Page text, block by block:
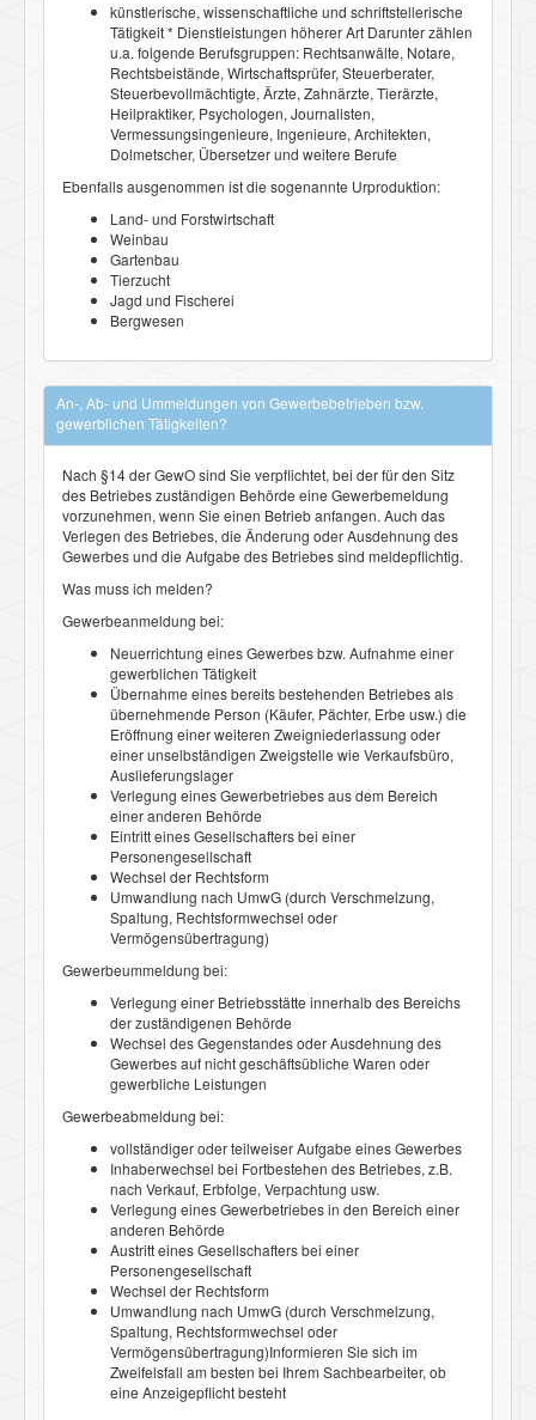
künstlerische, wissenschaftliche und schriftstellerische
Tätigkeit * Dienstleistungen höherer Art Darunter zählen
u.a. folgende Berufsgruppen: Rechtsanwälte, Notare,
Rechtsbeistände, Wirtschaftsprüfer, Steuerberater,
Steuerbevollmächtigte, Ärzte, Zahnärzte, Tierärzte,
Heilpraktiker, Psychologen, Journalisten,
Vermessungsingenieure, Ingenieure, Architekten,
Dolmetscher, Übersetzer und weitere Berufe
Ebenfalls ausgenommen ist die sogenannte Urproduktion:
Land- und Forstwirtschaft
Weinbau
Gartenbau
Tierzucht
Jagd und Fischerei
Bergwesen
An-, Ab- und Ummeldungen von Gewerbebetrieben bzw.
gewerblichen Tätigkeiten?
Nach §14 der GewO sind Sie verpflichtet, bei der für den Sitz
des Betriebes zuständigen Behörde eine Gewerbemeldung
vorzunehmen, wenn Sie einen Betrieb anfangen. Auch das
Verlegen des Betriebes, die Änderung oder Ausdehnung des
Gewerbes und die Aufgabe des Betriebes sind meldepflichtig.
Was muss ich melden?
Gewerbeanmeldung bei:
Neuerrichtung eines Gewerbes bzw. Aufnahme einer
gewerblichen Tätigkeit
Übernahme eines bereits bestehenden Betriebes als
übernehmende Person (Käufer, Pächter, Erbe usw.) die
Eröffnung einer weiteren Zweigniederlassung oder
einer unselbständigen Zweigstelle wie Verkaufsbüro,
Auslieferungslager
Verlegung eines Gewerbetriebes aus dem Bereich
einer anderen Behörde
Eintritt eines Gesellschafters bei einer
Personengesellschaft
Wechsel der Rechtsform
Umwandlung nach UmwG (durch Verschmelzung,
Spaltung, Rechtsformwechsel oder
Vermögensübertragung)
Gewerbeummeldung bei:
Verlegung einer Betriebsstätte innerhalb des Bereichs
der zuständigenen Behörde
Wechsel des Gegenstandes oder Ausdehnung des
Gewerbes auf nicht geschäftsübliche Waren oder
gewerbliche Leistungen
Gewerbeabmeldung bei:
vollständiger oder teilweiser Aufgabe eines Gewerbes
Inhaberwechsel bei Fortbestehen des Betriebes, z.B.
nach Verkauf, Erbfolge, Verpachtung usw.
Verlegung eines Gewerbetriebes in den Bereich einer
anderen Behörde
Austritt eines Gesellschafters bei einer
Personengesellschaft
Wechsel der Rechtsform
Umwandlung nach UmwG (durch Verschmelzung,
Spaltung, Rechtsformwechsel oder
Vermögensübertragung)Informieren Sie sich im
Zweifelsfall am besten bei Ihrem Sachbearbeiter, ob
eine Anzeigepflicht besteht